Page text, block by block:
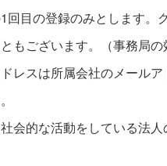
目の登録のみとします。
もございます。（事務局
レスは所属会社のメール
会的な活動をしている法